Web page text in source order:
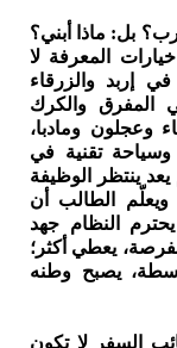
بل: ماذا أبني؟
المعرفة لا
إربد والزرقاء
المفرق والكرك
وعجلون ومادبا،
تقنية في
ينتظر الوظيفة
ويعلّم الطالب أن
النظام جهد
يعطي أكثر؛
يصبح وطنه
السفر لا تكون